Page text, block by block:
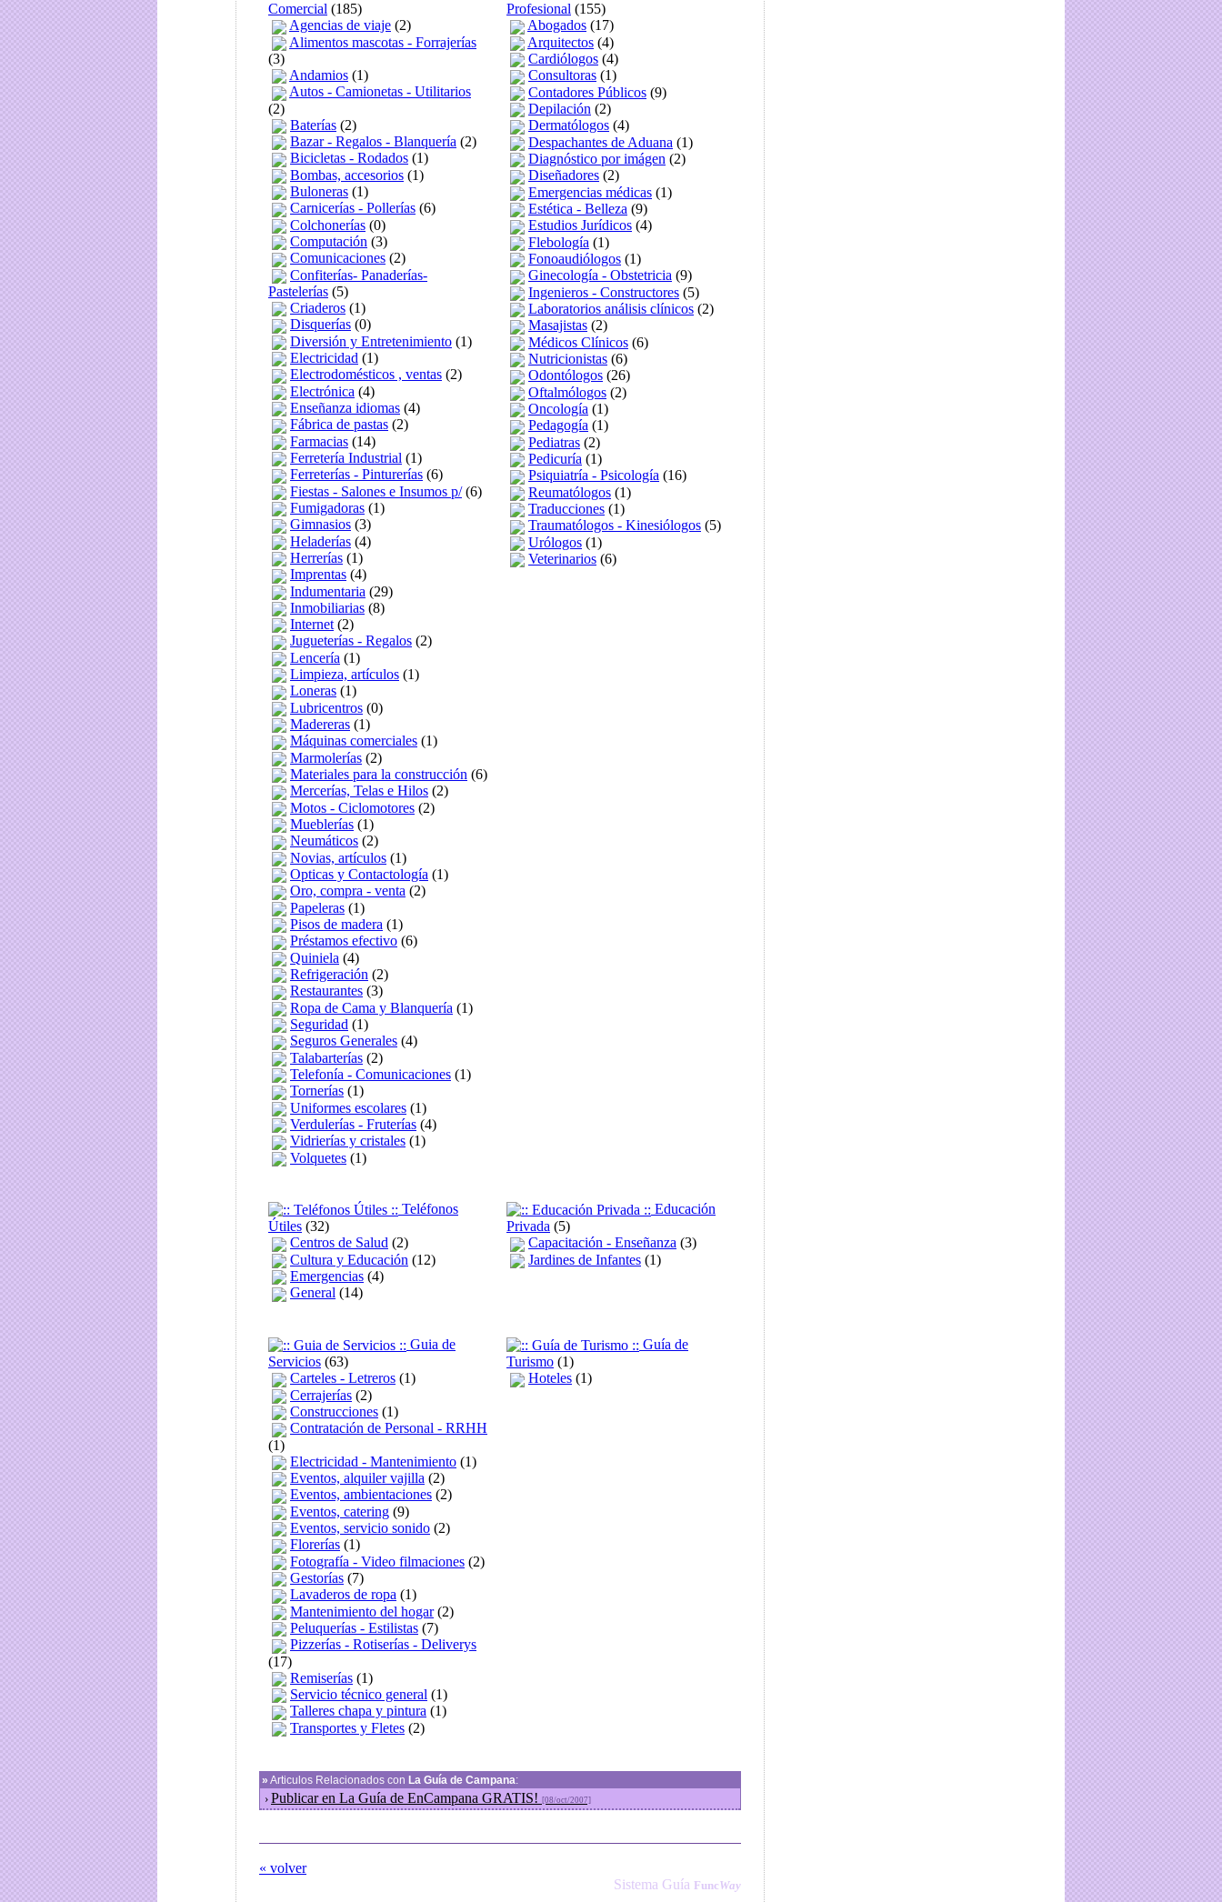
Comercial (185)
Agencias de viaje (2)
Alimentos mascotas - Forrajerías
(3)
Andamios (1)
Autos - Camionetas - Utilitarios
(2)
Baterías (2)
Bazar - Regalos - Blanquería (2)
Bicicletas - Rodados (1)
Bombas, accesorios (1)
Buloneras (1)
Carnicerías - Pollerías (6)
Colchonerías (0)
Computación (3)
Comunicaciones (2)
Confiterías- Panaderías-
Pastelerías (5)
Criaderos (1)
Disquerías (0)
Diversión y Entretenimiento (1)
Electricidad (1)
Electrodomésticos , ventas (2)
Electrónica (4)
Enseñanza idiomas (4)
Fábrica de pastas (2)
Farmacias (14)
Ferretería Industrial (1)
Ferreterías - Pinturerías (6)
Fiestas - Salones e Insumos p/(6)
Fumigadoras (1)
Gimnasios (3)
Heladerías (4)
Herrerías (1)
Imprentas (4)
Indumentaria (29)
Inmobiliarias (8)
Internet (2)
Jugueterías - Regalos (2)
Lencería (1)
Limpieza, artículos (1)
Loneras (1)
Lubricentros (0)
Madereras (1)
Máquinas comerciales (1)
Marmolerías (2)
Materiales para la construcción (6)
Mercerías, Telas e Hilos (2)
Motos - Ciclomotores (2)
Mueblerías (1)
Neumáticos (2)
Novias, artículos (1)
Opticas y Contactología (1)
Oro, compra - venta (2)
Papeleras (1)
Pisos de madera (1)
Préstamos efectivo (6)
Quiniela (4)
Refrigeración (2)
Restaurantes (3)
Ropa de Cama y Blanquería (1)
Seguridad (1)
Seguros Generales (4)
Talabarterías (2)
Telefonía - Comunicaciones (1)
Tornerías (1)
Uniformes escolares (1)
Verdulerías - Fruterías (4)
Vidrierías y cristales (1)
Volquetes (1)
Profesional (155)
Abogados (17)
Arquitectos (4)
Cardiólogos (4)
Consultoras (1)
Contadores Públicos (9)
Depilación (2)
Dermatólogos (4)
Despachantes de Aduana (1)
Diagnóstico por imágen (2)
Diseñadores (2)
Emergencias médicas (1)
Estética - Belleza (9)
Estudios Jurídicos (4)
Flebología (1)
Fonoaudiólogos (1)
Ginecología - Obstetricia (9)
Ingenieros - Constructores (5)
Laboratorios análisis clínicos (2)
Masajistas (2)
Médicos Clínicos (6)
Nutricionistas (6)
Odontólogos (26)
Oftalmólogos (2)
Oncología (1)
Pedagogía (1)
Pediatras (2)
Pedicuría (1)
Psiquiatría - Psicología (16)
Reumatólogos (1)
Traducciones (1)
Traumatólogos - Kinesiólogos (5)
Urólogos (1)
Veterinarios (6)
Teléfonos
Útiles (32)
Centros de Salud (2)
Cultura y Educación (12)
Emergencias (4)
General (14)
Educación
Privada (5)
Capacitación - Enseñanza (3)
Jardines de Infantes (1)
Guia de
Servicios (63)
Carteles - Letreros (1)
Cerrajerías (2)
Construcciones (1)
Contratación de Personal - RRHH
(1)
Electricidad - Mantenimiento (1)
Eventos, alquiler vajilla (2)
Eventos, ambientaciones (2)
Eventos, catering (9)
Eventos, servicio sonido (2)
Florerías (1)
Fotografía - Video filmaciones (2)
Gestorías (7)
Lavaderos de ropa (1)
Mantenimiento del hogar(2)
Peluquerías - Estilistas (7)
Pizzerías - Rotiserías - Deliverys
(17)
Remiserías (1)
Servicio técnico general (1)
Talleres chapa y pintura (1)
Transportes y Fletes (2)
Guía de
Turismo (1)
Hoteles (1)
» Articulos Relacionados con La Guía de Campana:
› Publicar en La Guía de EnCampana GRATIS! [08/oct/2007]
« volver
Sistema Guía FuncWay